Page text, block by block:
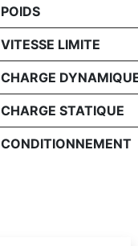
POIDS
VITESSE LIMITE
CHARGE
CHARGE STATIQUE
CONDITIONNEMENT